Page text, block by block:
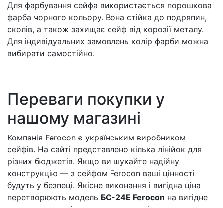
Для фарбування сейфа використається порошкова
фарба чорного кольору. Вона стійка до подряпин,
сколів, а також захищає сейф від корозії металу.
Для індивідуальних замовлень колір фарби можна
вибирати самостійно.
Переваги покупки у
нашому магазині
Компанія Ferocon є українським виробником
сейфів. На сайті представлено кілька лінійок для
різних бюджетів. Якщо ви шукайте надійну
конструкцію — з сейфом Ferocon ваші цінності
будуть у безпеці. Якісне виконання і вигідна ціна
перетворюють модель БС-24E Ferocon на вигідне